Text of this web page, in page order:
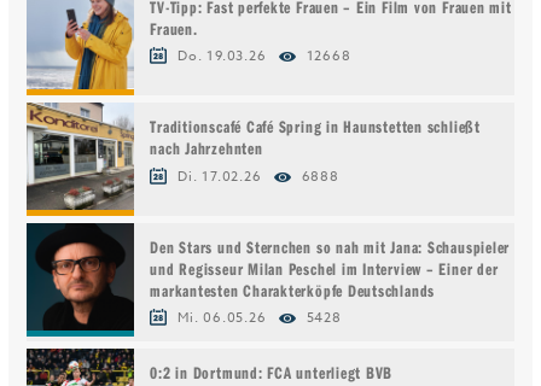
TV-Tipp: Fast perfekte Frauen – Ein Film von Frauen mit
Frauen.
Do. 19.03.26 12668
Traditionscafé Café Spring in Haunstetten schließt
nach Jahrzehnten
Di. 17.02.26 6888
Den Stars und Sternchen so nah mit Jana: Schauspieler
und Regisseur Milan Peschel im Interview – Einer der
markantesten Charakterköpfe Deutschlands
Mi. 06.05.26 5428
0:2 in Dortmund: FCA unterliegt BVB